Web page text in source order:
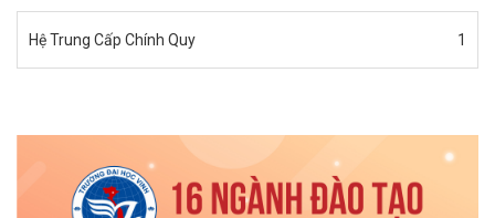
Hệ Trung Cấp Chính Quy 1